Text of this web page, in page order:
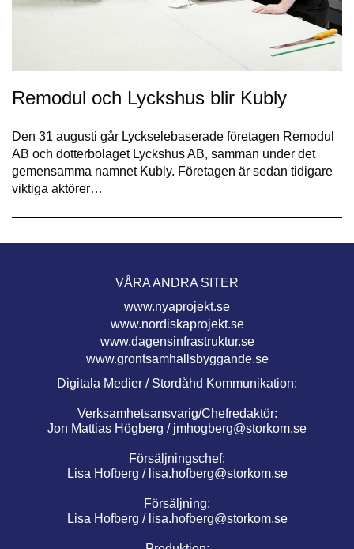
Remodul och Lyckshus blir Kubly
Den 31 augusti går Lyckselebaserade företagen Remodul
AB och dotterbolaget Lyckshus AB, samman under det
gemensamma namnet Kubly. Företagen är sedan tidigare
viktiga aktörer…
VÅRA ANDRA SITER
www.nyaprojekt.se
www.nordiskaprojekt.se
www.dagensinfrastruktur.se
www.grontsamhallsbyggande.se
Digitala Medier / Stordåhd Kommunikation:
Verksamhetsansvarig/Chefredaktör:
Jon Mattias Högberg / jmhogberg@storkom.se
Försäljningschef:
Lisa Hofberg / lisa.hofberg@storkom.se
Försäljning:
Lisa Hofberg / lisa.hofberg@storkom.se